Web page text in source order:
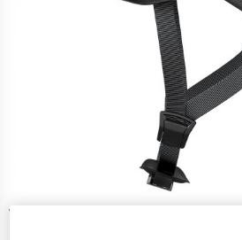
Vistas detalladas